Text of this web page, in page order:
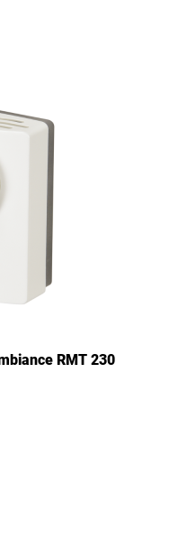
RMT 230